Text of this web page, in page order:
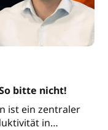
bitte nicht!
ist ein zentraler
in…